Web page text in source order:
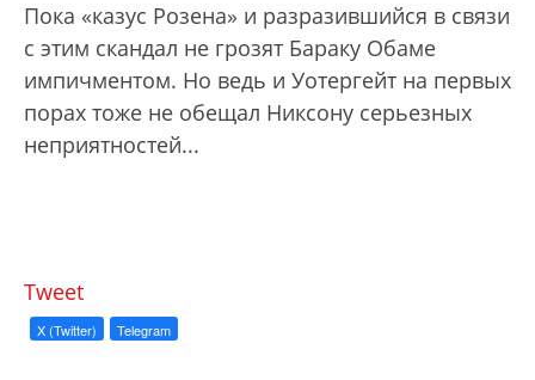
Пока «казус Розена» и разразившийся в связи
с этим скандал не грозят Бараку Обаме
импичментом. Но ведь и Уотергейт на первых
порах тоже не обещал Никсону серьезных
неприятностей...
Tweet
X (Twitter) Telegram